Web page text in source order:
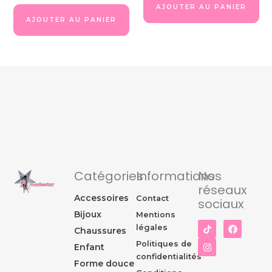
AJOUTER AU PANIER
AJOUTER AU PANIER
Catégories
Accessoires
Bijoux
Chaussures
Enfant
Forme douce
Informations
Contact
Mentions
légales
Politiques de
confidentialités
Nos
réseaux
sociaux
F
a
c
I
n
s
t
a